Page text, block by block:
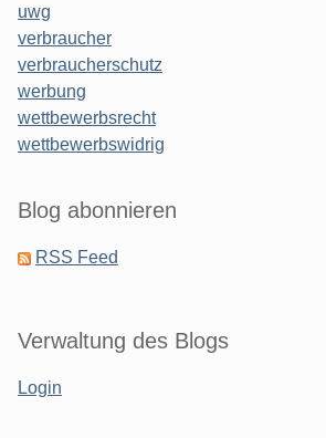
uwg
verbraucher
verbraucherschutz
werbung
wettbewerbsrecht
wettbewerbswidrig
Blog abonnieren
RSS Feed
Verwaltung des Blogs
Login